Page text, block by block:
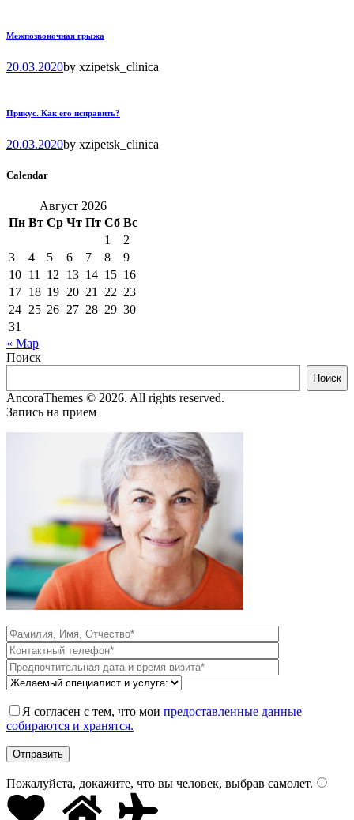
Межпозвоночная грыжа
20.03.2020by xzipetsk_clinica
Прикус. Как его исправить?
20.03.2020by xzipetsk_clinica
Calendar
Август 2026
Пн Вт Ср Чт Пт Сб Вс
1
2
3
4 5 6 7 8
9
10 11 12 13 14 15 16
17 18 19 20 21 22 23
24 25 26 27 28 29 30
31
« Мар
Поиск
Поиск
AncoraThemes © 2026. All rights reserved.
Запись на прием
Я согласен с тем, что мои предоставленные данные
собираются и хранятся.
Пожалуйста, докажите, что вы человек, выбрав самолет.